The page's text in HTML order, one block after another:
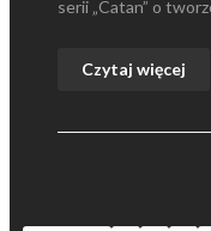
serii „Catan” o
Czytaj więcej